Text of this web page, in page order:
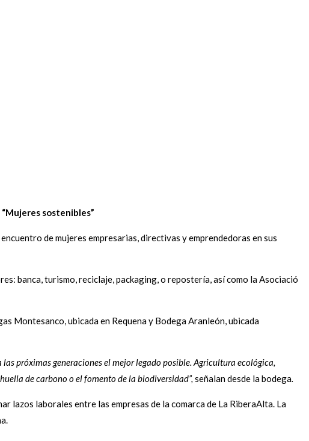
sostenibles”
de mujeres empresarias, directivas y emprendedoras en sus
banca, turismo, reciclaje, packaging, o repostería, así como la Asociació
Montesanco, ubicada en Requena y Bodega Aranleón, ubicada
próximas generaciones el mejor legado posible. Agricultura ecológica,
de carbono o el fomento de la biodiversidad”, señalan desde la bodega.
laborales entre las empresas de la comarca de La RiberaAlta. La